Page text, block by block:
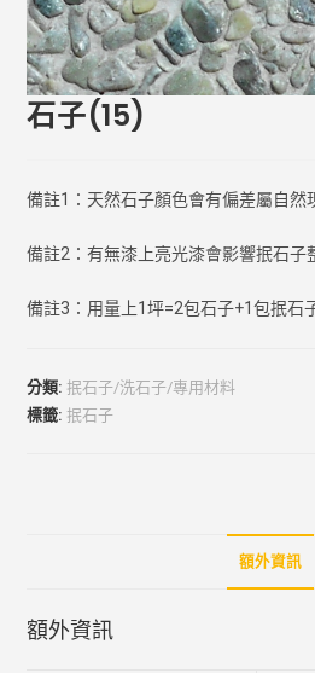
石子(15)
備註1：天然石子顏色會有偏差屬自然
備註2：有無漆上亮光漆會影響抿石子
備註3：用量上1坪=2包石子+1包抿石
分類:抿石子/洗石子/專用材料
標籤:抿石子
額外資訊
額外資訊